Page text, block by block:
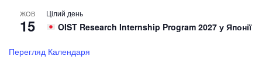
ЖОВ
15
Цілий день
OIST Research Internship Program 2027 у Японії
Перегляд Календаря